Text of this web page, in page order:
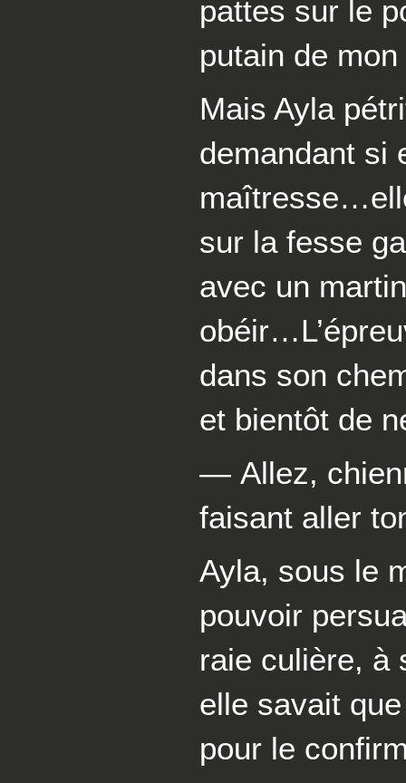
pattes sur le
putain de
Mais Ayla
demandant si
sur la fesse
avec un
dans son
et bientôt de
— Allez,
faisant aller
Ayla, sous le
pouvoir
raie culière, à
elle savait
pour le